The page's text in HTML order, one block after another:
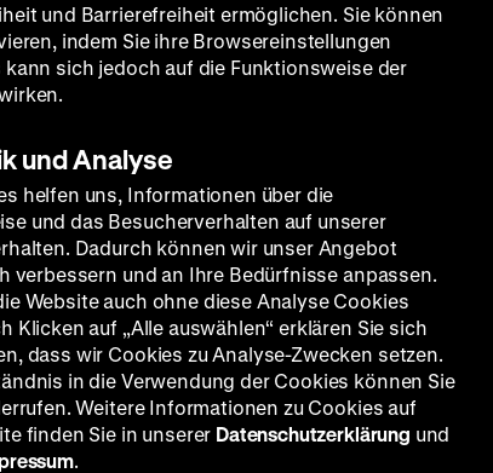
und Barrierefreiheit ermöglichen. Sie können
indem Sie ihre Browsereinstellungen
kann sich jedoch auf die Funktionsweise der
und Analyse
helfen uns, Informationen über die
und das Besucherverhalten auf unserer
Dadurch können wir unser Angebot
verbessern und an Ihre Bedürfnisse anpassen.
Website auch ohne diese Analyse Cookies
Klicken auf „Alle auswählen“ erklären Sie sich
dass wir Cookies zu Analyse-Zwecken setzen.
in die Verwendung der Cookies können Sie
Weitere Informationen zu Cookies auf
finden Sie in unserer Datenschutzerklärung und
.